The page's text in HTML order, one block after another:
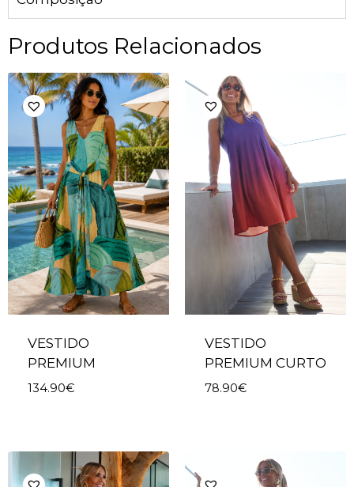
Produtos Relacionados
VESTIDO
PREMIUM
134.90€
VESTIDO
PREMIUM CURTO
78.90€